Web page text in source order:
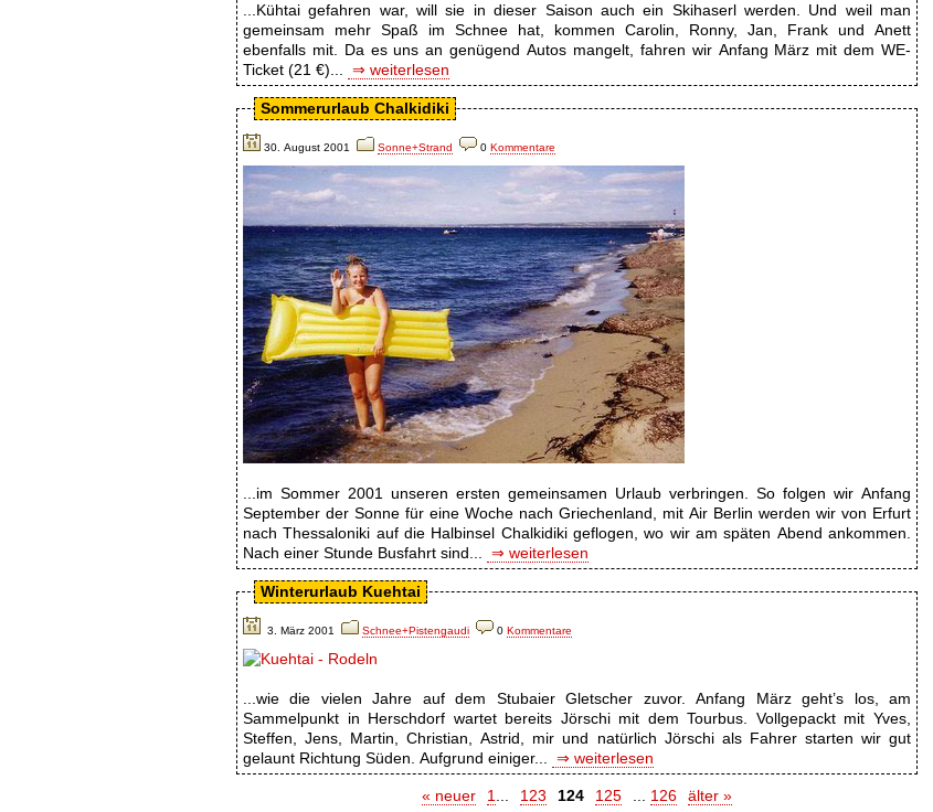
...Kühtai gefahren war, will sie in dieser Saison auch ein Skihaserl werden. Und weil man
gemeinsam mehr Spaß im Schnee hat, kommen Carolin, Ronny, Jan, Frank und Anett
ebenfalls mit. Da es uns an genügend Autos mangelt, fahren wir Anfang März mit dem WE-
Ticket (21 €)...
⇒ weiterlesen
Sommerurlaub Chalkidiki
30. August 2001 Sonne+Strand 0 Kommentare
...im Sommer 2001 unseren ersten gemeinsamen Urlaub verbringen. So folgen wir Anfang
September der Sonne für eine Woche nach Griechenland, mit Air Berlin werden wir von Erfurt
nach Thessaloniki auf die Halbinsel Chalkidiki geflogen, wo wir am späten Abend ankommen.
Nach einer Stunde Busfahrt sind...
⇒ weiterlesen
Winterurlaub Kuehtai
3. März 2001 Schnee+Pistengaudi 0 Kommentare
...wie die vielen Jahre auf dem Stubaier Gletscher zuvor. Anfang März geht’s los, am
Sammelpunkt in Herschdorf wartet bereits Jörschi mit dem Tourbus. Vollgepackt mit Yves,
Steffen, Jens, Martin, Christian, Astrid, mir und natürlich Jörschi als Fahrer starten wir gut
gelaunt Richtung Süden. Aufgrund einiger...
⇒ weiterlesen
« neuer 1 123 124 125 126 älter »